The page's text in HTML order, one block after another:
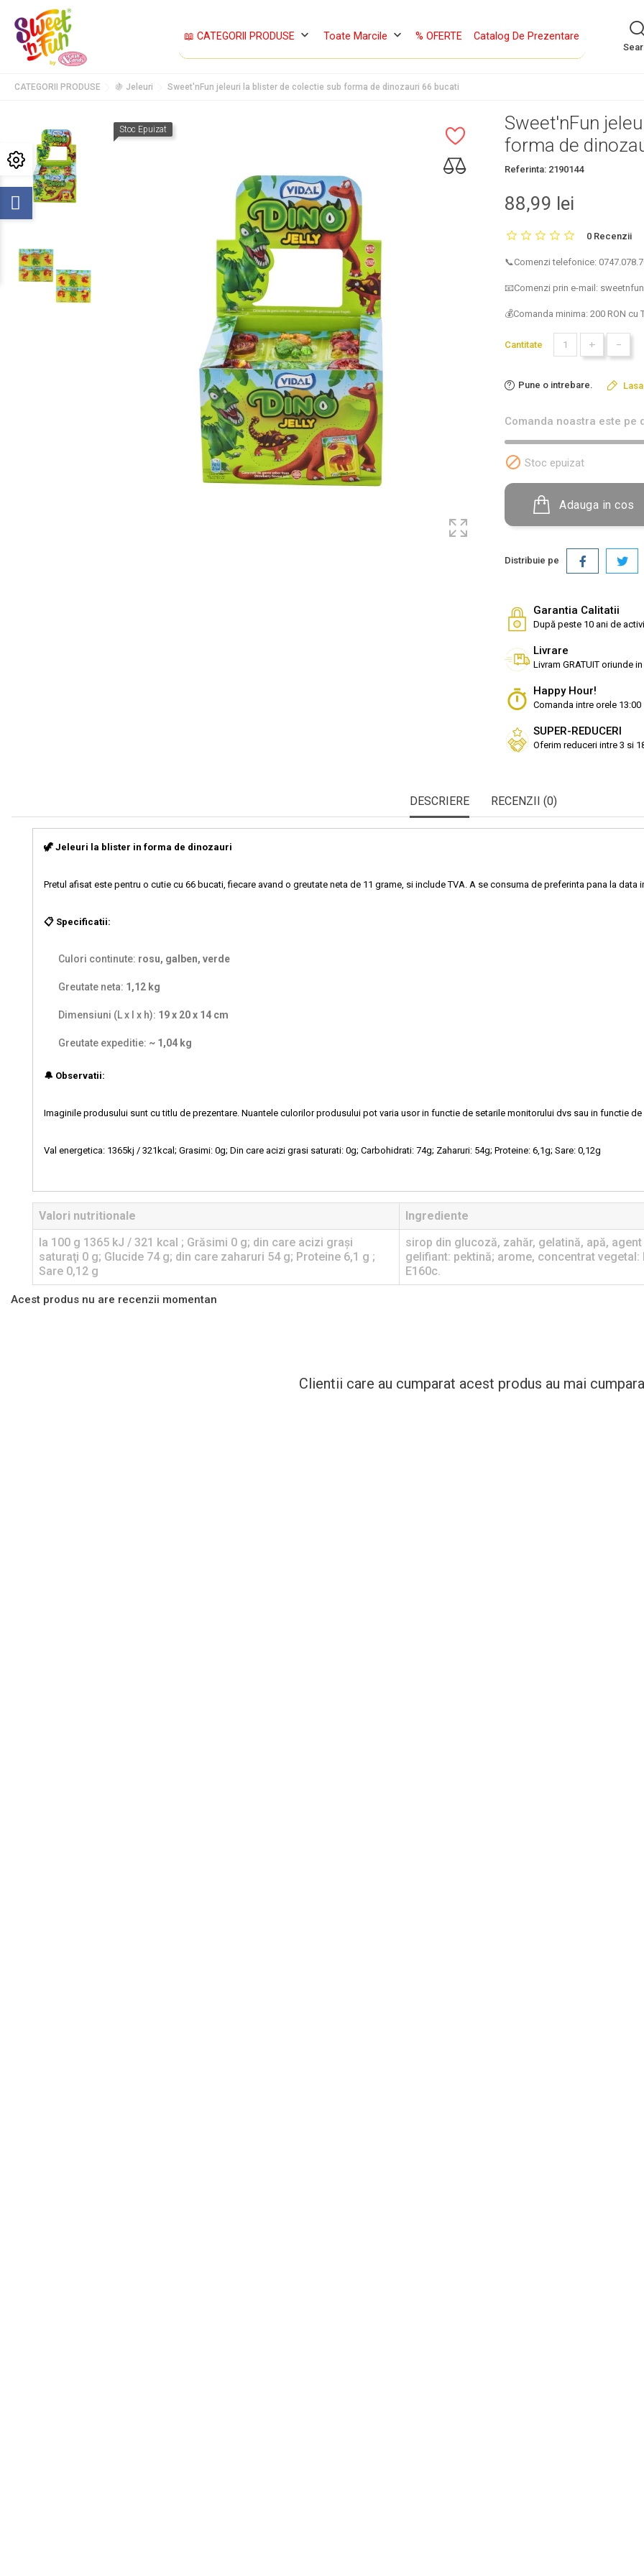
📖 CATEGORII PRODUSE keyboard_arrow_down Toate Marcile keyboard_arrow_down % OFERTE Catalog De Prezentare
CATEGORII PRODUSE 🍇 Jeleuri Sweet'nFun jeleuri la blister de colectie sub forma de dinozauri 66 bucati
Stoc Epuizat
Sweet'nFun
forma de
Referinta: 2190144
88,99 lei
0 Recenzii
📞Comenzi telefonice:
📧Comenzi prin e-mail:
💰Comanda minima: 200 RON cu
Cantitate + -
Pune o intrebare.
Comanda noastra este pe
 Stoc epuizat
Adauga in cos
Distribuie pe
Garantia Calitatii
După peste 10 ani de
Livrare
Livram GRATUIT oriunde
Happy Hour!
Comanda intre orele
SUPER-REDUCERI
Oferim reduceri intre 3 si
DESCRIERE RECENZII (0)
🦖 Jeleuri la blister in forma de dinozauri
Pretul afisat este pentru o cutie cu 66 bucati, fiecare avand o greutate neta de 11 grame, si include TVA. A se consuma de preferinta pana la data
📋 Specificatii:
Culori continute: rosu, galben, verde
Greutate neta: 1,12 kg
Dimensiuni (L x l x h): 19 x 20 x 14 cm
Greutate expeditie: ~ 1,04 kg
🔔 Observatii:
Imaginile produsului sunt cu titlu de prezentare. Nuantele culorilor produsului pot varia usor in functie de setarile monitorului dvs sau in functie de
Val energetica: 1365kj / 321kcal; Grasimi: 0g; Din care acizi grasi saturati: 0g; Carbohidrati: 74g; Zaharuri: 54g; Proteine: 6,1g; Sare: 0,12g
Valori nutritionale
Ingrediente
la 100 g 1365 kJ / 321 kcal ; Grăsimi 0 g; din care acizi graşi
saturaţi 0 g; Glucide 74 g; din care zaharuri 54 g; Proteine 6,1 g ;
Sare 0,12 g
sirop din glucoză, zahăr, gelatină, apă,
gelifiant: pektină; arome, concentrat
E160c.
Acest produs nu are recenzii momentan
Clientii care au cumparat acest produs au mai